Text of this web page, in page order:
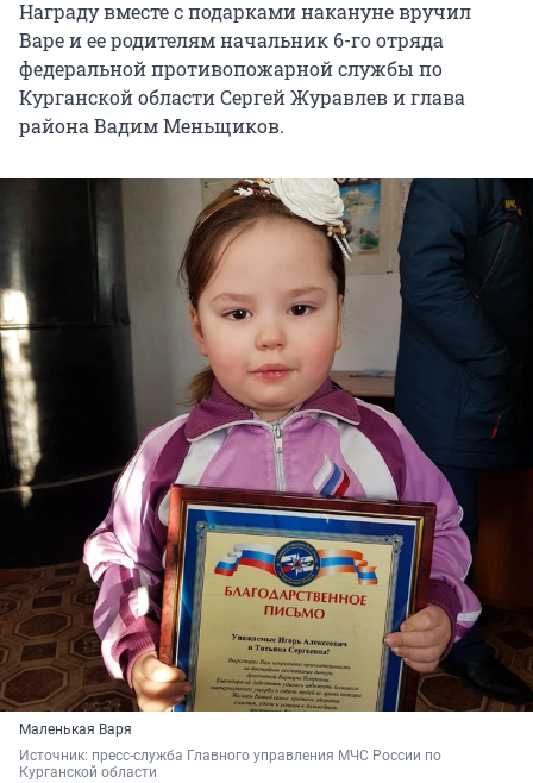
Награду вместе с подарками накануне вручил
Варе и ее родителям начальник 6-го отряда
федеральной противопожарной службы по
Курганской области Сергей Журавлев и глава
района Вадим Меньщиков.
Маленькая Варя
Источник: пресс-служба Главного управления МЧС России по
Курганской области